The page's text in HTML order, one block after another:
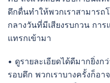
ดึกดื่นทำให้พวกเราสามารถ
กลางวันที่มีเสียงรบกวน กา
แทรกเข้ามา
• ดูรายละเอียดได้ดีมากยิ่งก
รอบดึก พวกเราบางครั้งก็อ